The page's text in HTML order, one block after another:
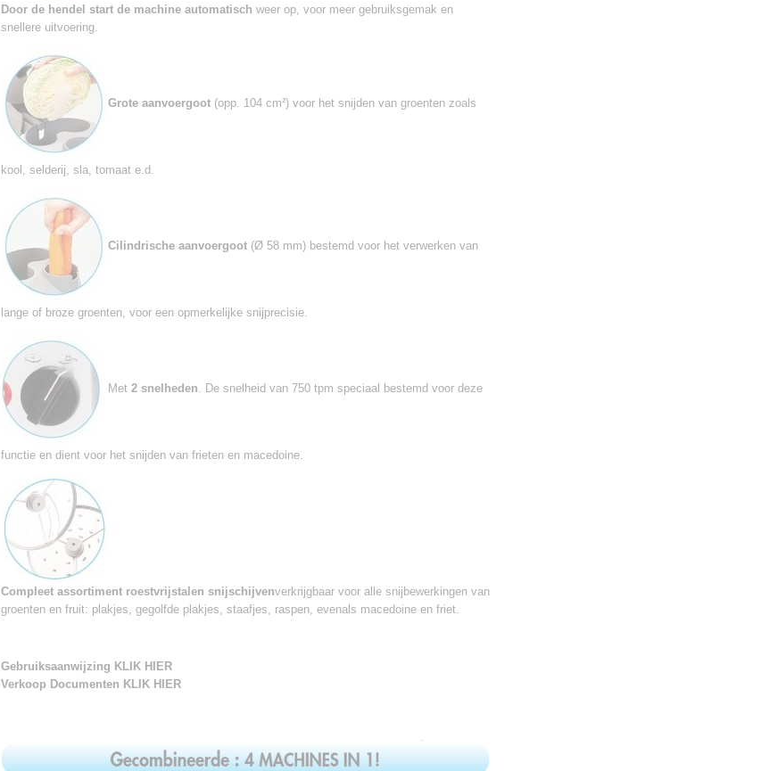
Door de hendel start de machine automatisch weer op, voor meer gebruiksgemak en
snellere uitvoering.
Grote aanvoergoot (opp. 104 cm²) voor het snijden van groenten zoals
kool, selderij, sla, tomaat e.d.
Cilindrische aanvoergoot (Ø 58 mm) bestemd voor het verwerken van
lange of broze groenten, voor een opmerkelijke snijprecisie.
Met 2 snelheden. De snelheid van 750 tpm speciaal bestemd voor deze
functie en dient voor het snijden van frieten en macedoine.
Compleet assortiment roestvrijstalen snijschijvenverkrijgbaar voor alle snijbewerkingen van
groenten en fruit: plakjes, gegolfde plakjes, staafjes, raspen, evenals macedoine en friet.
Gebruiksaanwijzing KLIK HIER
Verkoop Documenten KLIK HIER